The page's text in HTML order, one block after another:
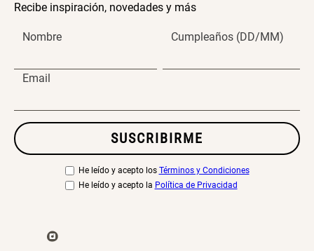
Recibe inspiración, novedades y más
Nombre Cumpleaños (DD/MM)
Email
SUSCRIBIRME
He leído y acepto los Términos y Condiciones
He leído y acepto la Política de Privacidad